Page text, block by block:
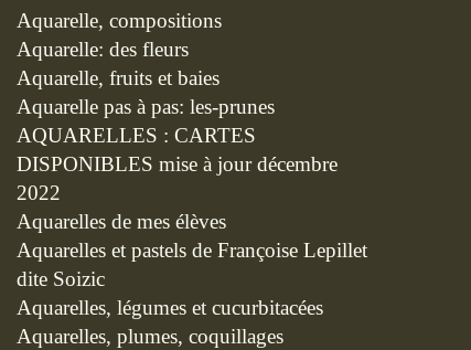
Aquarelle, compositions
Aquarelle: des fleurs
Aquarelle, fruits et baies
Aquarelle pas à pas: les-prunes
AQUARELLES : CARTES
DISPONIBLES mise à jour décembre
2022
Aquarelles de mes élèves
Aquarelles et pastels de Françoise Lepillet
dite Soizic
Aquarelles, légumes et cucurbitacées
Aquarelles, plumes, coquillages